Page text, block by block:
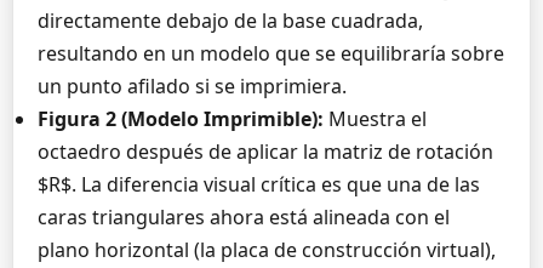
directamente debajo de la base cuadrada,
resultando en un modelo que se equilibraría sobre
un punto afilado si se imprimiera.
Figura 2 (Modelo Imprimible): Muestra el
octaedro después de aplicar la matriz de rotación
$R$. La diferencia visual crítica es que una de las
caras triangulares ahora está alineada con el
plano horizontal (la placa de construcción virtual),